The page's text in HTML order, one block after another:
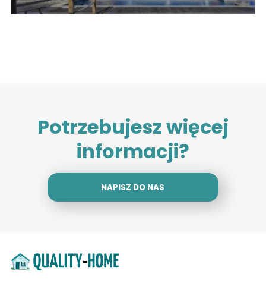
Potrzebujesz więcej
informacji?
NAPISZ DO NAS